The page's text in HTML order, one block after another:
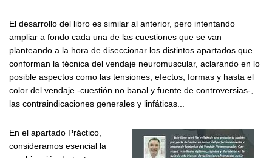
El desarrollo del libro es similar al anterior, pero intentando
ampliar a fondo cada una de las cuestiones que se van
planteando a la hora de diseccionar los distintos apartados que
conforman la técnica del vendaje neuromuscular, aclarando en lo
posible aspectos como las tensiones, efectos, formas y hasta el
color del vendaje -cuestión no banal y fuente de controversias-,
las contraindicaciones generales y linfáticas...
En el apartado Práctico,
consideramos esencial la